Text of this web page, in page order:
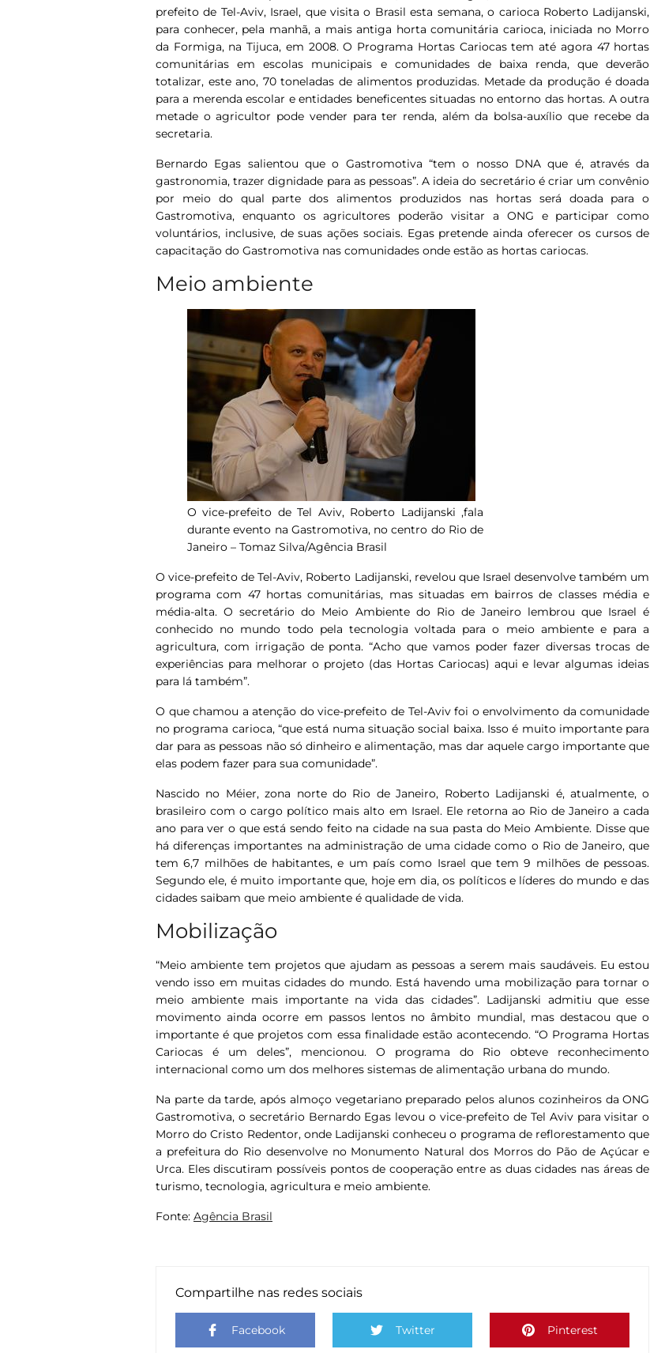
prefeito de Tel-Aviv, Israel, que visita o Brasil esta semana, o carioca Roberto Ladijanski,
para conhecer, pela manhã, a mais antiga horta comunitária carioca, iniciada no Morro
da Formiga, na Tijuca, em 2008. O Programa Hortas Cariocas tem até agora 47 hortas
comunitárias em escolas municipais e comunidades de baixa renda, que deverão
totalizar, este ano, 70 toneladas de alimentos produzidas. Metade da produção é doada
para a merenda escolar e entidades beneficentes situadas no entorno das hortas. A outra
metade o agricultor pode vender para ter renda, além da bolsa-auxílio que recebe da
secretaria.
Bernardo Egas salientou que o Gastromotiva “tem o nosso DNA que é, através da
gastronomia, trazer dignidade para as pessoas”. A ideia do secretário é criar um convênio
por meio do qual parte dos alimentos produzidos nas hortas será doada para o
Gastromotiva, enquanto os agricultores poderão visitar a ONG e participar como
voluntários, inclusive, de suas ações sociais. Egas pretende ainda oferecer os cursos de
capacitação do Gastromotiva nas comunidades onde estão as hortas cariocas.
Meio ambiente
O vice-prefeito de Tel Aviv, Roberto Ladijanski ,fala
durante evento na Gastromotiva, no centro do Rio de
Janeiro – Tomaz Silva/Agência Brasil
O vice-prefeito de Tel-Aviv, Roberto Ladijanski, revelou que Israel desenvolve também um
programa com 47 hortas comunitárias, mas situadas em bairros de classes média e
média-alta. O secretário do Meio Ambiente do Rio de Janeiro lembrou que Israel é
conhecido no mundo todo pela tecnologia voltada para o meio ambiente e para a
agricultura, com irrigação de ponta. “Acho que vamos poder fazer diversas trocas de
experiências para melhorar o projeto (das Hortas Cariocas) aqui e levar algumas ideias
para lá também”.
O que chamou a atenção do vice-prefeito de Tel-Aviv foi o envolvimento da comunidade
no programa carioca, “que está numa situação social baixa. Isso é muito importante para
dar para as pessoas não só dinheiro e alimentação, mas dar aquele cargo importante que
elas podem fazer para sua comunidade”.
Nascido no Méier, zona norte do Rio de Janeiro, Roberto Ladijanski é, atualmente, o
brasileiro com o cargo político mais alto em Israel. Ele retorna ao Rio de Janeiro a cada
ano para ver o que está sendo feito na cidade na sua pasta do Meio Ambiente. Disse que
há diferenças importantes na administração de uma cidade como o Rio de Janeiro, que
tem 6,7 milhões de habitantes, e um país como Israel que tem 9 milhões de pessoas.
Segundo ele, é muito importante que, hoje em dia, os políticos e líderes do mundo e das
cidades saibam que meio ambiente é qualidade de vida.
Mobilização
“Meio ambiente tem projetos que ajudam as pessoas a serem mais saudáveis. Eu estou
vendo isso em muitas cidades do mundo. Está havendo uma mobilização para tornar o
meio ambiente mais importante na vida das cidades”. Ladijanski admitiu que esse
movimento ainda ocorre em passos lentos no âmbito mundial, mas destacou que o
importante é que projetos com essa finalidade estão acontecendo. “O Programa Hortas
Cariocas é um deles”, mencionou. O programa do Rio obteve reconhecimento
internacional como um dos melhores sistemas de alimentação urbana do mundo.
Na parte da tarde, após almoço vegetariano preparado pelos alunos cozinheiros da ONG
Gastromotiva, o secretário Bernardo Egas levou o vice-prefeito de Tel Aviv para visitar o
Morro do Cristo Redentor, onde Ladijanski conheceu o programa de reflorestamento que
a prefeitura do Rio desenvolve no Monumento Natural dos Morros do Pão de Açúcar e
Urca. Eles discutiram possíveis pontos de cooperação entre as duas cidades nas áreas de
turismo, tecnologia, agricultura e meio ambiente.
Fonte: Agência Brasil
Compartilhe nas redes sociais
Facebook Twitter Pinterest